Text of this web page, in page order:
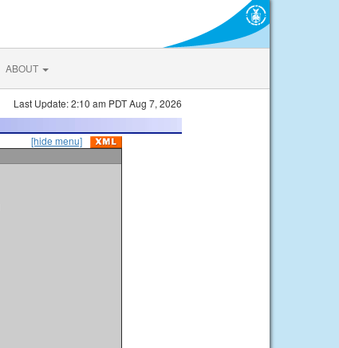
ABOUT
Last Update: 2:10 am PDT Aug 7, 2026
[hide menu]